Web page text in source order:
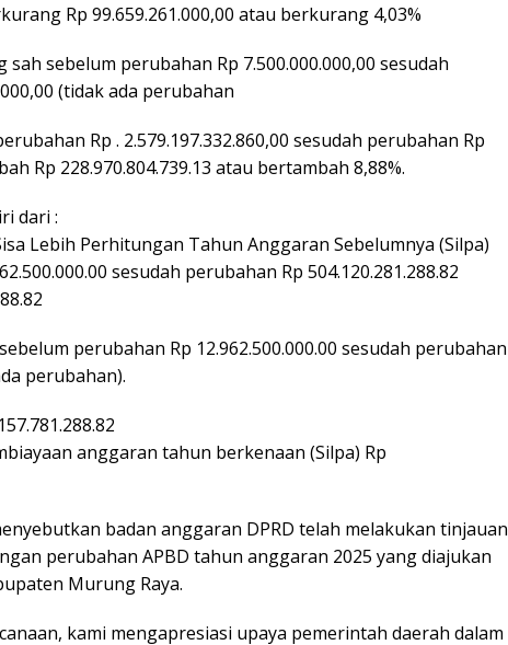
Rp 99.659.261.000,00 atau berkurang 4,03%
sebelum perubahan Rp 7.500.000.000,00 sesudah
(tidak ada perubahan
Rp . 2.579.197.332.860,00 sesudah perubahan Rp
Rp 228.970.804.739.13 atau bertambah 8,88%.
dari :
Lebih Perhitungan Tahun Anggaran Sebelumnya (Silpa)
sesudah perubahan Rp 504.120.281.288.82
perubahan Rp 12.962.500.000.00 sesudah perubahan
perubahan).
anggaran tahun berkenaan (Silpa) Rp
badan anggaran DPRD telah melakukan tinjauan
perubahan APBD tahun anggaran 2025 yang diajukan
Murung Raya.
kami mengapresiasi upaya pemerintah daerah dalam